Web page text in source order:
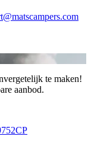
te maken!
aanbod.